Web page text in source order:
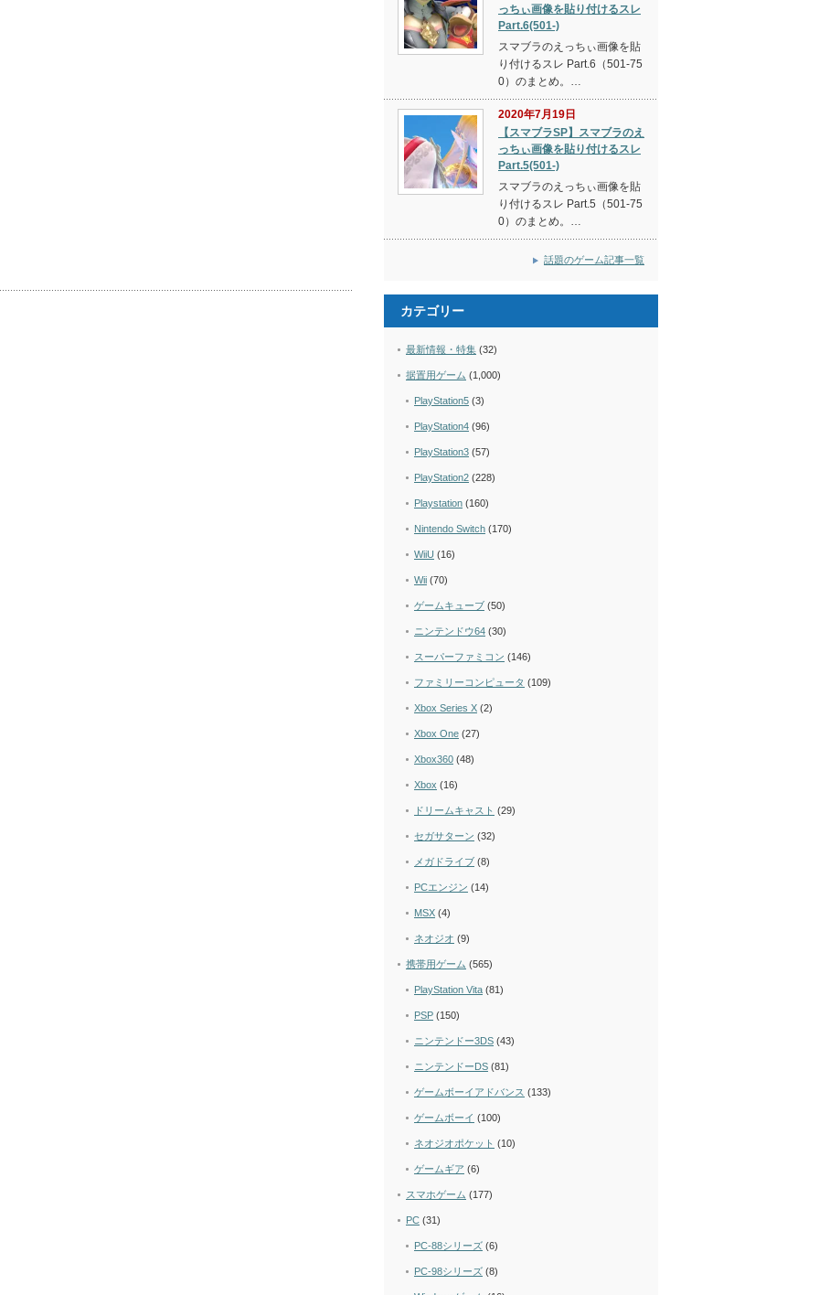
っちぃ画像を貼り付けるスレ
Part.6(501-)
スマブラのえっちぃ画像を貼
り付けるスレ Part.6（501-75
0）のまとめ。…
2020年7月19日
【スマブラSP】スマブラのえ
っちぃ画像を貼り付けるスレ
Part.5(501-)
スマブラのえっちぃ画像を貼
り付けるスレ Part.5（501-75
0）のまとめ。…
話題のゲーム記事一覧
カテゴリー
最新情報・特集 (32)
据置用ゲーム (1,000)
PlayStation5 (3)
PlayStation4 (96)
PlayStation3 (57)
PlayStation2 (228)
Playstation (160)
Nintendo Switch (170)
WiiU (16)
Wii (70)
ゲームキューブ (50)
ニンテンドウ64 (30)
スーパーファミコン (146)
ファミリーコンピュータ (109)
Xbox Series X (2)
Xbox One (27)
Xbox360 (48)
Xbox (16)
ドリームキャスト (29)
セガサターン (32)
メガドライブ (8)
PCエンジン (14)
MSX (4)
ネオジオ (9)
携帯用ゲーム (565)
PlayStation Vita (81)
PSP (150)
ニンテンドー3DS (43)
ニンテンドーDS (81)
ゲームボーイアドバンス (133)
ゲームボーイ (100)
ネオジオポケット (10)
ゲームギア (6)
スマホゲーム (177)
PC (31)
PC-88シリーズ (6)
PC-98シリーズ (8)